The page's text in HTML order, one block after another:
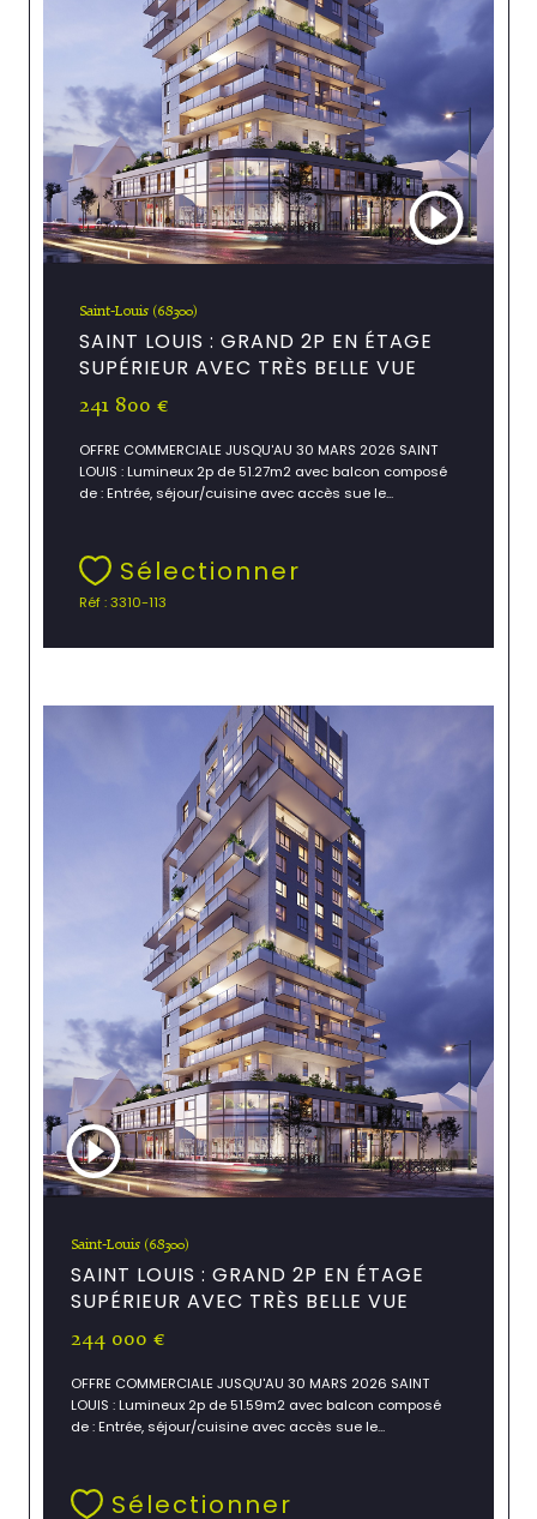
Saint-Louis (68300)
SAINT LOUIS : GRAND 2P EN ÉTAGE
SUPÉRIEUR AVEC TRÈS BELLE VUE
241 800 €
OFFRE COMMERCIALE JUSQU'AU 30 MARS 2026 SAINT
LOUIS : Lumineux 2p de 51.27m2 avec balcon composé
de : Entrée, séjour/cuisine avec accès sue le...
Sélectionner
Réf : 3310-113
Saint-Louis (68300)
SAINT LOUIS : GRAND 2P EN ÉTAGE
SUPÉRIEUR AVEC TRÈS BELLE VUE
244 000 €
OFFRE COMMERCIALE JUSQU'AU 30 MARS 2026 SAINT
LOUIS : Lumineux 2p de 51.59m2 avec balcon composé
de : Entrée, séjour/cuisine avec accès sue le...
Sélectionner